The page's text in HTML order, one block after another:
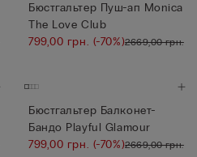
Бюстгальтер Пуш-ап Monica
The Love Club
799,00 грн. (-70%)2669,00 грн.
Бюстгальтер Балконет-
Бандо Playful Glamour
799,00 грн. (-70%)2669,00 грн.